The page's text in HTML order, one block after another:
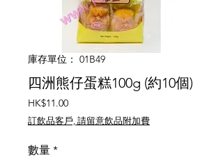
庫存單位： 01B49
四洲熊仔蛋糕100g (約10個)
HK$11.00價
格
訂飲品客戶, 請留意飲品附加費
數量 *